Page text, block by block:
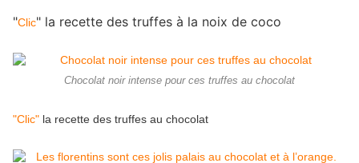
"Clic" la recette des truffes à la noix de coco
Chocolat noir intense pour ces truffes au chocolat
"Clic" la recette des truffes au chocolat